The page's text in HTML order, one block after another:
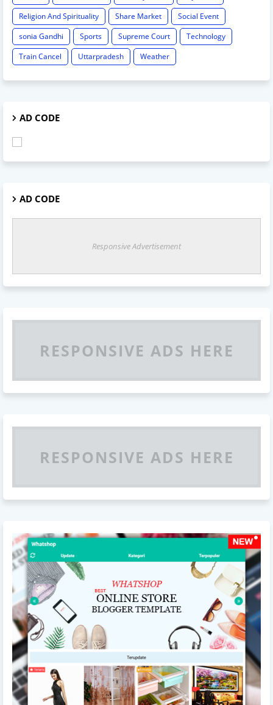
Religion And Spirituality
Share Market
Social Event
sonia Gandhi
Sports Supreme Court
Technology
Train Cancel
Uttarpradesh Weather
AD CODE
AD CODE
Responsive Advertisement
RESPONSIVE ADS HERE
RESPONSIVE ADS HERE